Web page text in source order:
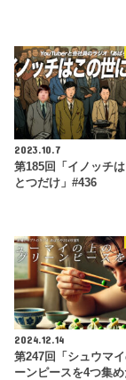
2023.10.7
第185回「イノッチ
とつだけ」#436
2024.12.14
第247回「シュウマ
ーンピースを4つ集